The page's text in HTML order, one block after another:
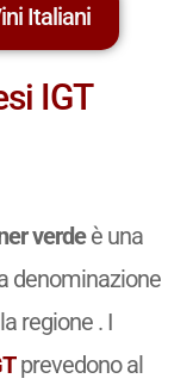
Italiani
IGT
verdeè una
denominazione
regione . I
prevedono al